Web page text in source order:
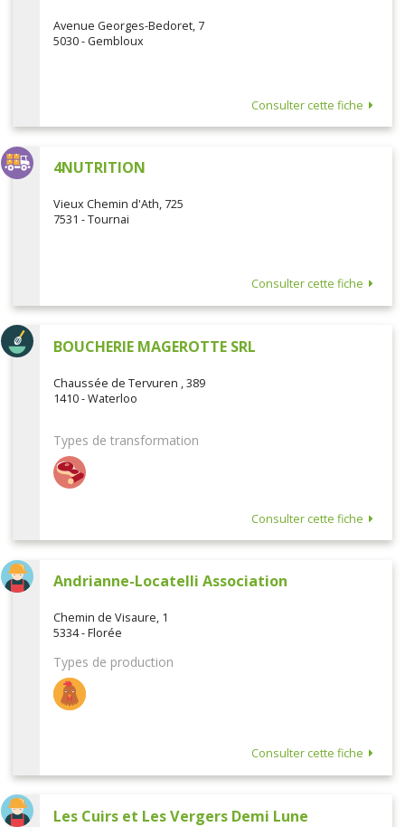
Avenue Georges-Bedoret, 7
5030 - Gembloux
Consulter cette fiche
4NUTRITION
Vieux Chemin d'Ath, 725
7531 - Tournai
Consulter cette fiche
BOUCHERIE MAGEROTTE SRL
Chaussée de Tervuren , 389
1410 - Waterloo
Types de transformation
Consulter cette fiche
Andrianne-Locatelli Association
Chemin de Visaure, 1
5334 - Florée
Types de production
Consulter cette fiche
Les Cuirs et Les Vergers Demi Lune